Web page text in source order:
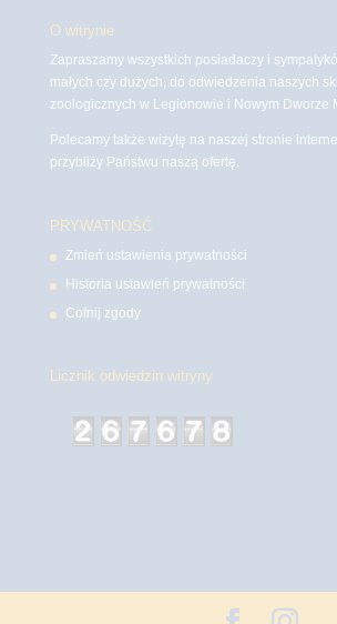
O witrynie
Zapraszamy wszystkich posiadaczy i
małych czy dużych, do odwiedzenia naszych
zoologicznych w Legionowie i Nowym Dworze
Polecamy także wizytę na naszej stronie
przybliży Państwu naszą ofertę.
PRYWATNOŚĆ
Zmień ustawienia prywatności
Historia ustawień prywatności
Cofnij zgody
Licznik odwiedzin witryny